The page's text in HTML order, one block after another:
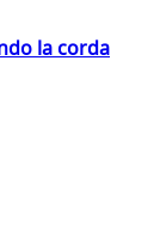
la corda